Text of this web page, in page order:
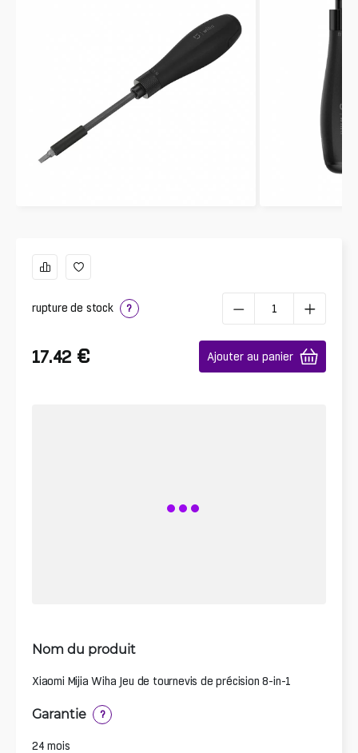
rupture de stock ?
17.42 € Ajouter au panier
Nom du produit
Xiaomi Mijia Wiha Jeu de tournevis de précision 8-in-1
Garantie ?
24 mois